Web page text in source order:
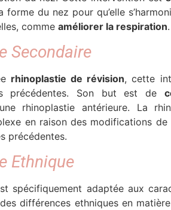
forme du nez pour qu’elle
comme améliorer la respiration.
Secondaire
rhinoplastie de révision, cette
précédentes. Son but est de
rhinoplastie antérieure. La
en raison des modifications
précédentes.
Ethnique
spécifiquement adaptée aux
différences ethniques en